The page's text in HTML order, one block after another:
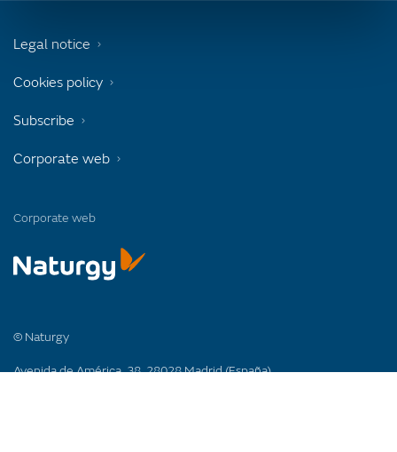
Corporate web
© Naturgy
Avenida de América, 38. 28028 Madrid (España)
Legal notice
Cookies policy
Subscribe
Corporate web